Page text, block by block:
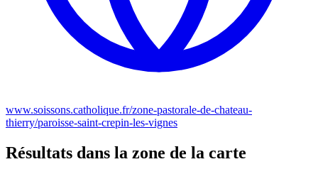
www.soissons.catholique.fr/zone-pastorale-de-chateau-
thierry/paroisse-saint-crepin-les-vignes
Résultats dans la zone de la carte